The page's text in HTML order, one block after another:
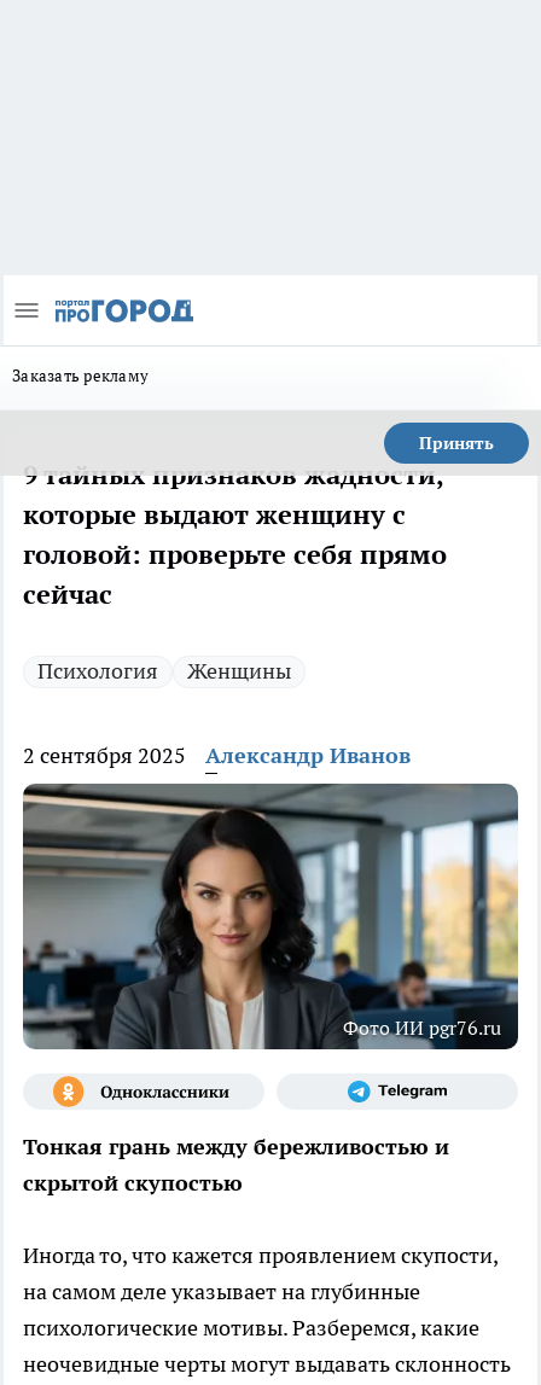
Заказать рекламу
Принять
9 тайных признаков жадности,
которые выдают женщину с
головой: проверьте себя прямо
сейчас
Психология Женщины
2 сентября 2025 Александр Иванов
Фото ИИ pgr76.ru
Тонкая грань между бережливостью и
скрытой скупостью
Иногда то, что кажется проявлением скупости,
на самом деле указывает на глубинные
психологические мотивы. Разберемся, какие
неочевидные черты могут выдавать склонность